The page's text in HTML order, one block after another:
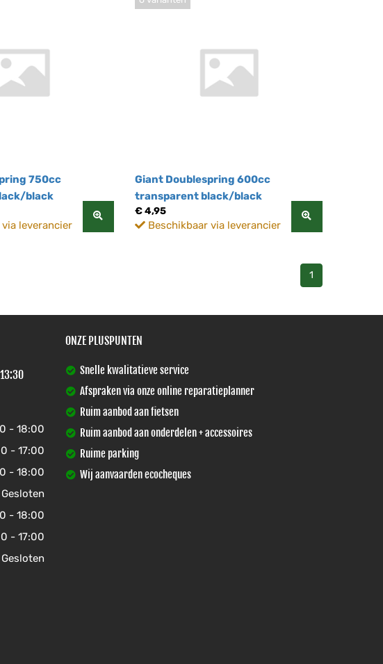
750cc
black
leverancier
Giant Doublespring 600cc
transparent black/black
€ 4,95
Beschikbaar via leverancier
1
- 18:00
- 17:00
- 18:00
Gesloten
- 18:00
- 17:00
Gesloten
ONZE PLUSPUNTEN
Snelle kwalitatieve service
Afspraken via onze online reparatieplanner
Ruim aanbod aan fietsen
Ruim aanbod aan onderdelen + accessoires
Ruime parking
Wij aanvaarden ecocheques